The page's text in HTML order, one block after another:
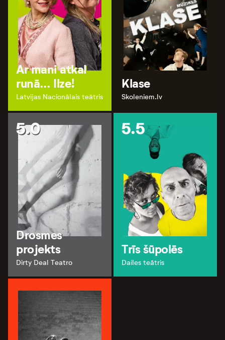
Ar mani atkal
runā… Ilze!
Latvijas Nacionālais teātris
Klase
Skoleniem.lv
5.0
Drosmes
projekts
Dirty Deal Teatro
5.5
Trīs šūpolēs
Dailes teātris